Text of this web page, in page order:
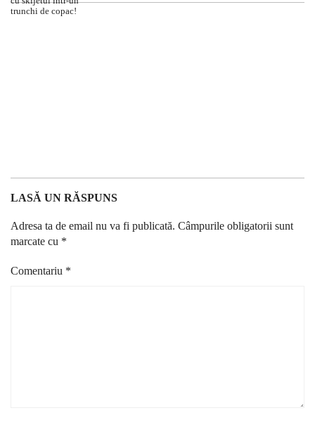
LASĂ UN RĂSPUNS
Adresa ta de email nu va fi publicată. Câmpurile obligatorii sunt
marcate cu *
Comentariu *